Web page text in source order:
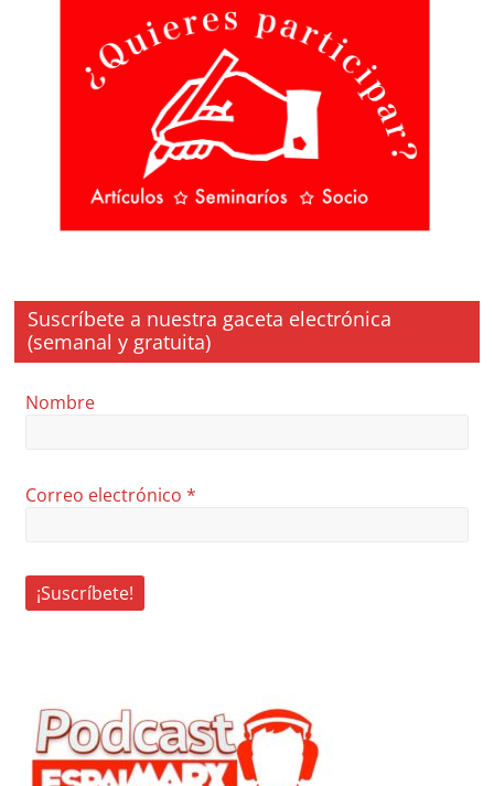
Suscríbete a nuestra gaceta electrónica
(semanal y gratuita)
Nombre
Correo electrónico*